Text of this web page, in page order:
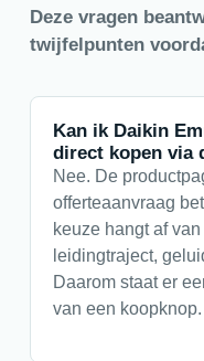
Deze vragen
twijfelpunten
Kan ik Daikin
direct kopen via
Nee. De
offerteaanvraag
keuze hangt af
leidingtraject,
Daarom staat er
van een koopknop.